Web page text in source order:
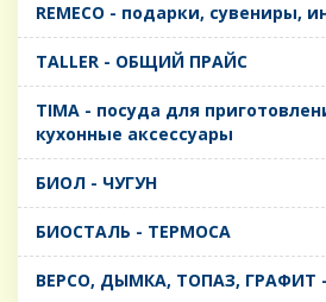
REMECO - подарки, сувениры,
TALLER - ОБЩИЙ ПРАЙС
TIMA - посуда для
кухонные аксессуары
БИОЛ - ЧУГУН
БИОСТАЛЬ - ТЕРМОСА
ВЕРСО, ДЫМКА, ТОПАЗ, ГРАФИТ